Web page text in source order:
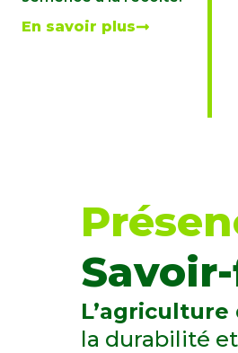
En savoir plus
la durabilité